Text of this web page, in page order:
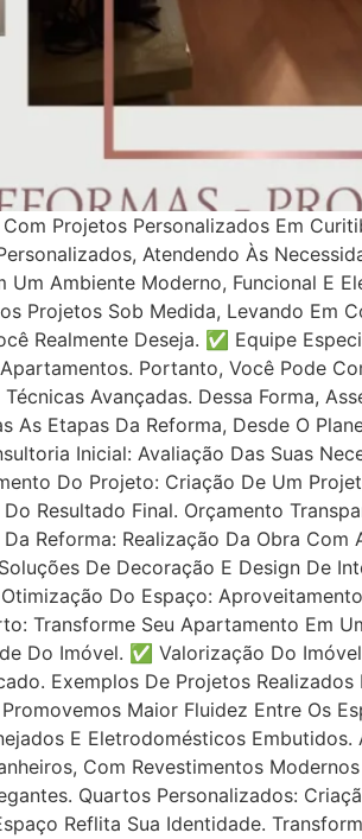
Projetos Personalizados Em
Atendendo Às
Um Ambiente Moderno, Funcional E
Projetos Sob Medida, Levando Em
Realmente Deseja. ✅ Equipe
Portanto, Você Pode
Avançadas. Dessa Forma,
As Etapas Da Reforma, Desde O
Inicial: Avaliação Das Suas
Do Projeto: Criação De Um
Resultado Final. Orçamento
Reforma: Realização Da Obra
De Decoração E Design De
Do Espaço:
Transforme Seu Apartamento Em
Do Imóvel. ✅ Valorização Do
Exemplos De Projetos
Maior Fluidez Entre Os
E Eletrodomésticos
Com Revestimentos
Quartos Personalizados:
Reflita Sua Identidade.